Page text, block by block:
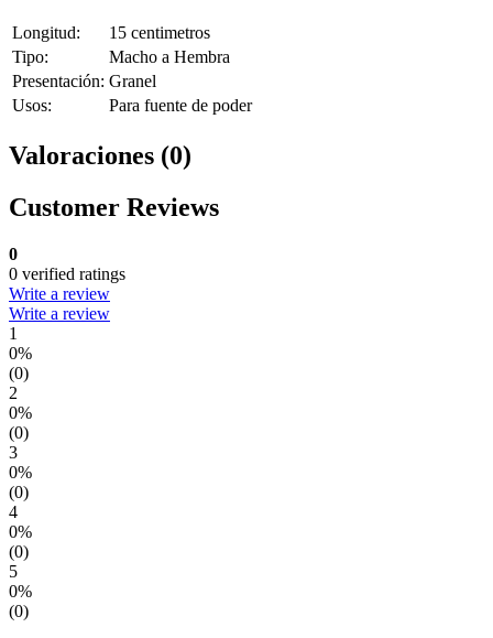
Longitud:
15 centimetros
Tipo:
Macho a Hembra
Presentación: Granel
Usos:
Para fuente de poder
Valoraciones (0)
Customer Reviews
0
0 verified ratings
Write a review
Write a review
1
0%
(0)
2
0%
(0)
3
0%
(0)
4
0%
(0)
5
0%
(0)